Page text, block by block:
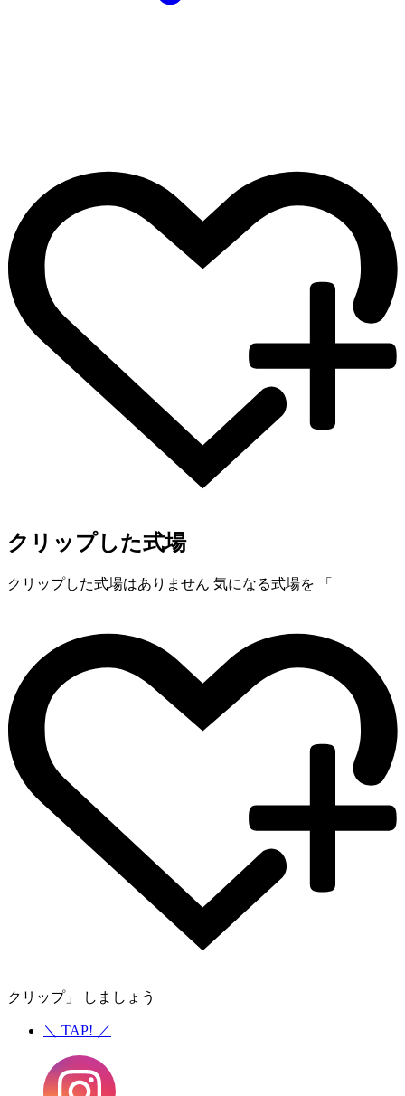
クリップした式場
クリップした式場はありません 気になる式場を 「
クリップ」 しましょう
＼ TAP! ／